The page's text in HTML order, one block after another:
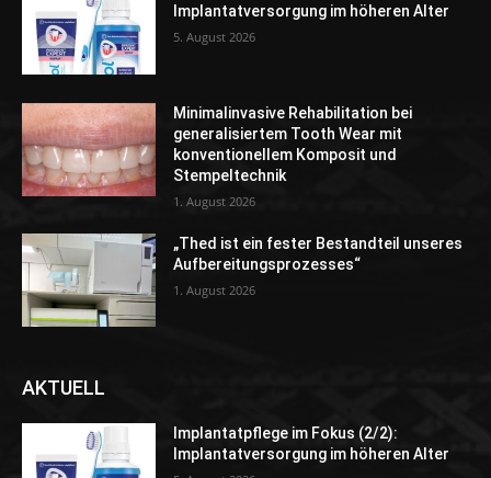
Implantatversorgung im höheren Alter
5. August 2026
Minimalinvasive Rehabilitation bei
generalisiertem Tooth Wear mit
konventionellem Komposit und
Stempeltechnik
1. August 2026
„Thed ist ein fester Bestandteil unseres
Aufbereitungsprozesses“
1. August 2026
AKTUELL
Implantatpflege im Fokus (2/2):
Implantatversorgung im höheren Alter